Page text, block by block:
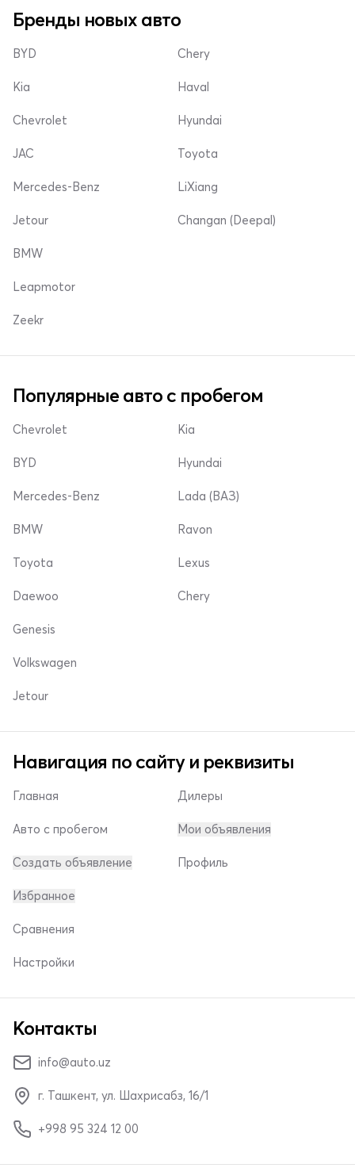
Бренды новых авто
BYD
Kia
Chevrolet
Chery
Haval
Hyundai
JAC
Mercedes-Benz
Jetour
Toyota
LiXiang
Changan (Deepal)
BMW
Leapmotor
Zeekr
Популярные авто с пробегом
Chevrolet
BYD
Mercedes-Benz
Kia
Hyundai
Lada (ВАЗ)
BMW
Toyota
Daewoo
Ravon
Lexus
Chery
Genesis
Volkswagen
Jetour
Навигация по сайту и реквизиты
Главная
Авто с пробегом
Создать объявление
Дилеры
Мои объявления
Профиль
Избранное
Сравнения
Настройки
Контакты
info@auto.uz
г. Ташкент, ул. Шахрисабз, 16/1
+998 95 324 12 00